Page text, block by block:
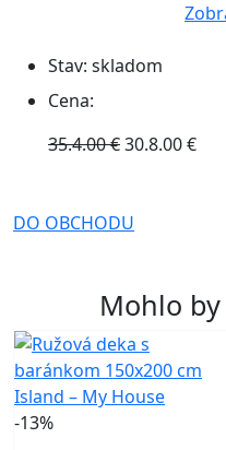
Stav: skladom
Cena:
35.4.00 €30.8.00 €
DO OBCHODU
Mohlo
-13%